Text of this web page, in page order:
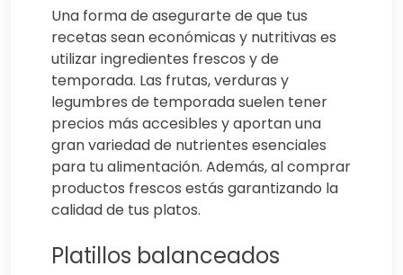
Una forma de asegurarte de que tus
recetas sean económicas y nutritivas es
utilizar ingredientes frescos y de
temporada. Las frutas, verduras y
legumbres de temporada suelen tener
precios más accesibles y aportan una
gran variedad de nutrientes esenciales
para tu alimentación. Además, al comprar
productos frescos estás garantizando la
calidad de tus platos.
Platillos balanceados